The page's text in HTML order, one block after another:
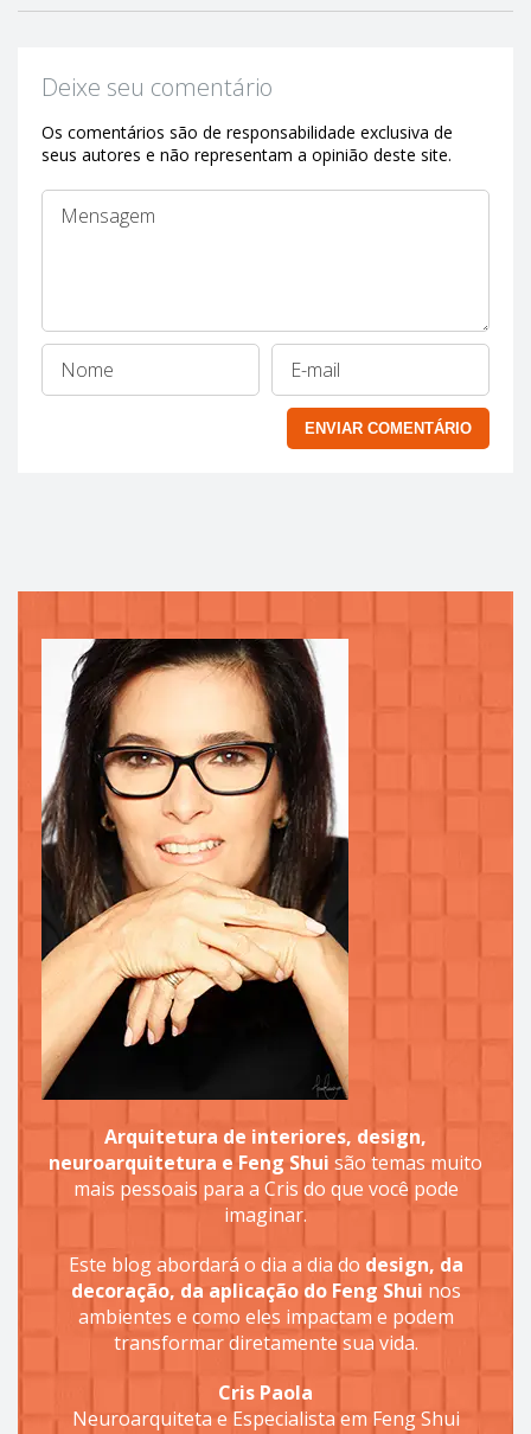
Deixe seu comentário
Os comentários são de responsabilidade exclusiva de
seus autores e não representam a opinião deste site.
Arquitetura de interiores, design,
neuroarquitetura e Feng Shui são temas muito
mais pessoais para a Cris do que você pode
imaginar.
Este blog abordará o dia a dia do design, da
decoração, da aplicação do Feng Shui nos
ambientes e como eles impactam e podem
transformar diretamente sua vida.
Cris Paola
Neuroarquiteta e Especialista em Feng Shui